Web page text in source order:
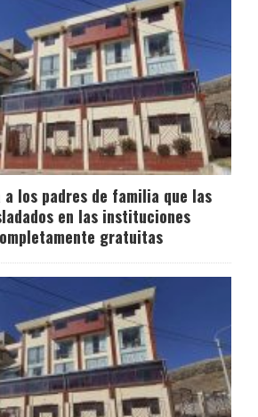
a los padres de familia que las
en las instituciones
gratuitas